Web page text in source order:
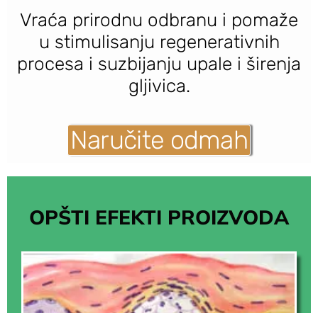
Vraća prirodnu odbranu i pomaže
u stimulisanju regenerativnih
procesa i suzbijanju upale i širenja
gljivica.
Naručite odmah
OPŠTI EFEKTI PROIZVODA